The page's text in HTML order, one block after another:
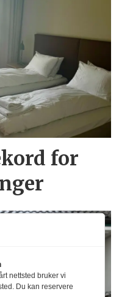
for
nettsted bruker vi
Du kan reservere